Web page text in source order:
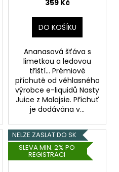
359 Kč
DO KOŠÍKU
Ananasová šťáva s
limetkou a ledovou
tříští... Prémiové
příchutě od věhlasného
výrobce e-liquidů Nasty
Juice z Malajsie. Příchuť
je dodávána v...
NELZE ZASLAT DO SK
SLEVA MIN. 2% PO
REGISTRACI